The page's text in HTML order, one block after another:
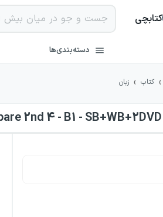
کتابچی
دسته‌بندی‌ها
› کتاب › زبان
2nd 4 - B1 - SB+WB+2DVD